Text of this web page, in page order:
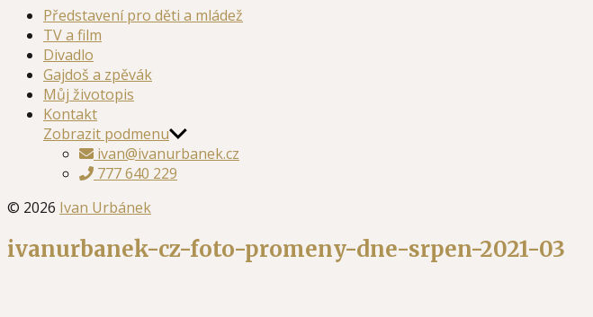
Představení pro děti a mládež
TV a film
Divadlo
Gajdoš a zpěvák
Můj životopis
Kontakt
Zobrazit podmenu
ivan@ivanurbanek.cz
777 640 229
© 2026 Ivan Urbánek
ivanurbanek-cz-foto-promeny-dne-srpen-2021-03